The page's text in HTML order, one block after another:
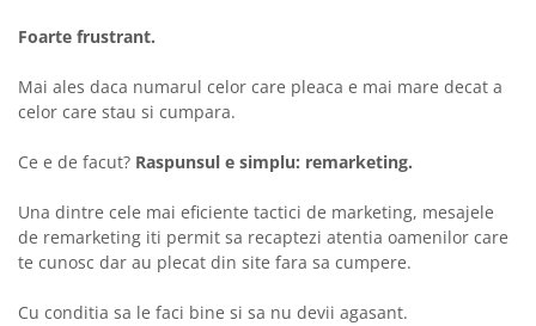
Foarte frustrant.
Mai ales daca numarul celor care pleaca e mai mare decat a
celor care stau si cumpara.
Ce e de facut? Raspunsul e simplu: remarketing.
Una dintre cele mai eficiente tactici de marketing, mesajele
de remarketing iti permit sa recaptezi atentia oamenilor care
te cunosc dar au plecat din site fara sa cumpere.
Cu conditia sa le faci bine si sa nu devii agasant.